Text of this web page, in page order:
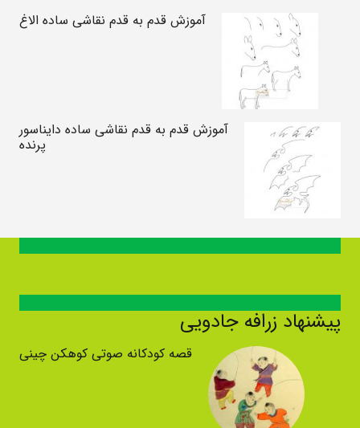
آموزش قدم به قدم نقاشی ساده الاغ
آموزش قدم به قدم نقاشی ساده دایناسور
پرنده
پیشنهاد زرافه جادویی
قصه کودکانه صوتی کوهکن چینی